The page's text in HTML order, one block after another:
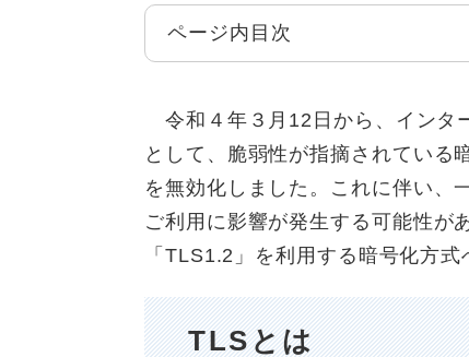
ページ内目次
令和４年３月12日から、インタ
として、脆弱性が指摘されている
を無効化しました。これに伴い、
ご利用に影響が発生する可能性が
「TLS1.2」を利用する暗号化方
TLSとは